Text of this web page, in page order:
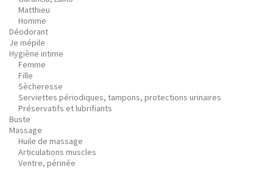
Matthieu
Homme
Déodorant
Je mépile
Hygiène intime
Femme
Fille
Sècheresse
Serviettes périodiques, tampons, protections urinaires
Préservatifs et lubrifiants
Buste
Massage
Huile de massage
Articulations muscles
Ventre, périnée